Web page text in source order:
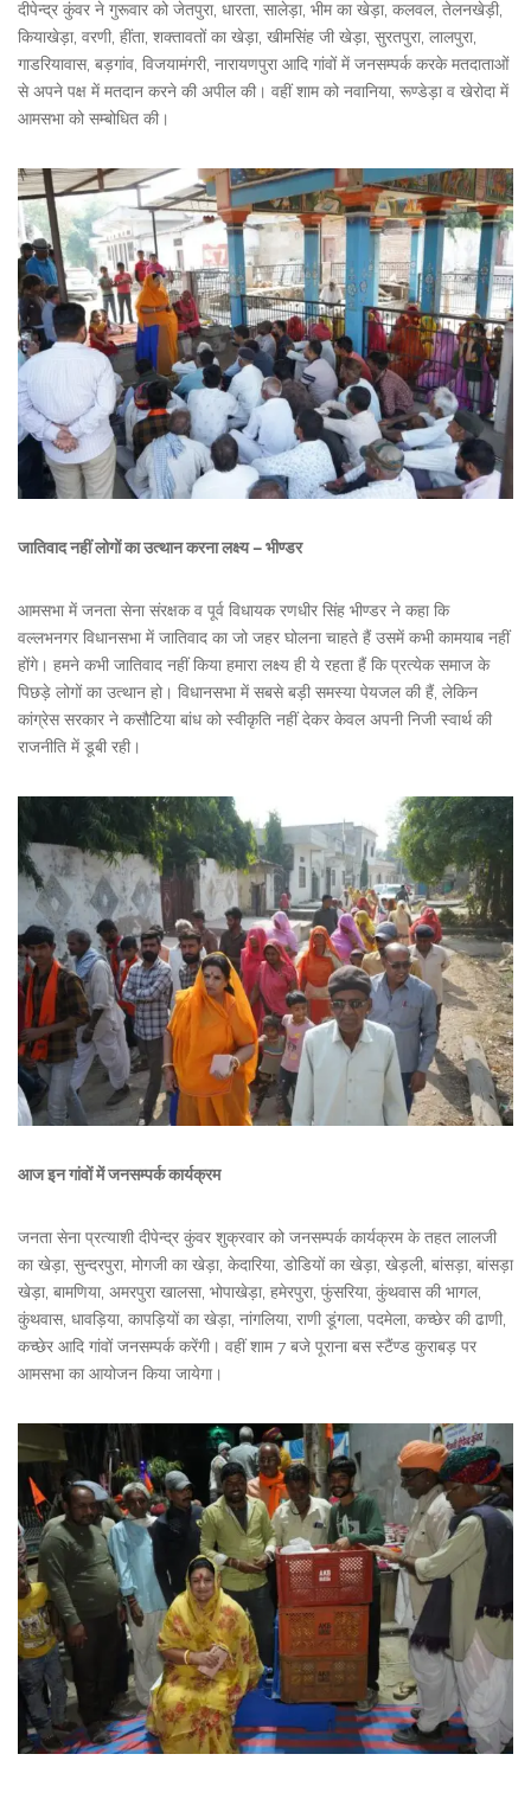
दीपेन्द्र कुंवर ने गुरूवार को जेतपुरा, धारता, सालेड़ा, भीम का खेड़ा, कलवल, तेलनखेड़ी,
कियाखेड़ा, वरणी, हींता, शक्तावतों का खेड़ा, खीमसिंह जी खेड़ा, सुरतपुरा, लालपुरा,
गाडरियावास, बड़गांव, विजयामंगरी, नारायणपुरा आदि गांवों में जनसम्पर्क करके मतदाताओं
से अपने पक्ष में मतदान करने की अपील की। वहीं शाम को नवानिया, रूण्डेड़ा व खेरोदा में
आमसभा को सम्बोधित की।
जातिवाद नहीं लोगों का उत्थान करना लक्ष्य – भीण्डर
आमसभा में जनता सेना संरक्षक व पूर्व विधायक रणधीर सिंह भीण्डर ने कहा कि
वल्लभनगर विधानसभा में जातिवाद का जो जहर घोलना चाहते हैं उसमें कभी कामयाब नहीं
होंगे। हमने कभी जातिवाद नहीं किया हमारा लक्ष्य ही ये रहता हैं कि प्रत्येक समाज के
पिछड़े लोगों का उत्थान हो। विधानसभा में सबसे बड़ी समस्या पेयजल की हैं, लेकिन
कांग्रेस सरकार ने कसौटिया बांध को स्वीकृति नहीं देकर केवल अपनी निजी स्वार्थ की
राजनीति में डूबी रही।
आज इन गांवों में जनसम्पर्क कार्यक्रम
जनता सेना प्रत्याशी दीपेन्द्र कुंवर शुक्रवार को जनसम्पर्क कार्यक्रम के तहत लालजी
का खेड़ा, सुन्दरपुरा, मोगजी का खेड़ा, केदारिया, डोडियों का खेड़ा, खेड़ली, बांसड़ा, बांसड़ा
खेड़ा, बामणिया, अमरपुरा खालसा, भोपाखेड़ा, हमेरपुरा, फुंसरिया, कुंथवास की भागल,
कुंथवास, धावड़िया, कापड़ियों का खेड़ा, नांगलिया, राणी डूंगला, पदमेला, कच्छेर की ढाणी,
कच्छेर आदि गांवों जनसम्पर्क करेंगी। वहीं शाम 7 बजे पूराना बस स्टैंण्ड कुराबड़ पर
आमसभा का आयोजन किया जायेगा।